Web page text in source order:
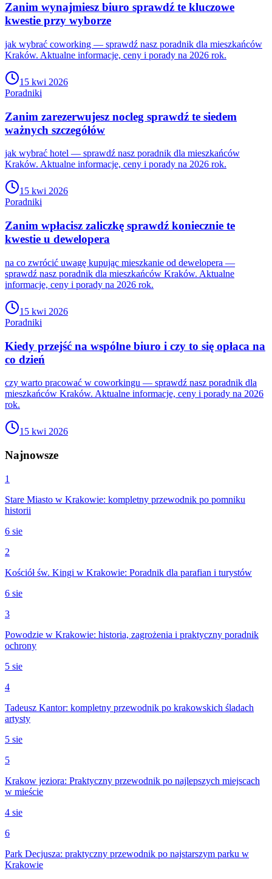
Zanim wynajmiesz biuro sprawdź te kluczowe
kwestie przy wyborze
jak wybrać coworking — sprawdź nasz poradnik dla mieszkańców
Kraków. Aktualne informacje, ceny i porady na 2026 rok.
15 kwi 2026
Poradniki
Zanim zarezerwujesz nocleg sprawdź te siedem
ważnych szczegółów
jak wybrać hotel — sprawdź nasz poradnik dla mieszkańców
Kraków. Aktualne informacje, ceny i porady na 2026 rok.
15 kwi 2026
Poradniki
Zanim wpłacisz zaliczkę sprawdź koniecznie te
kwestie u dewelopera
na co zwrócić uwagę kupując mieszkanie od dewelopera —
sprawdź nasz poradnik dla mieszkańców Kraków. Aktualne
informacje, ceny i porady na 2026 rok.
15 kwi 2026
Poradniki
Kiedy przejść na wspólne biuro i czy to się opłaca na
co dzień
czy warto pracować w coworkingu — sprawdź nasz poradnik dla
mieszkańców Kraków. Aktualne informacje, ceny i porady na 2026
rok.
15 kwi 2026
Najnowsze
1
Stare Miasto w Krakowie: kompletny przewodnik po pomniku
historii
6 sie
2
Kościół św. Kingi w Krakowie: Poradnik dla parafian i turystów
6 sie
3
Powodzie w Krakowie: historia, zagrożenia i praktyczny poradnik
ochrony
5 sie
4
Tadeusz Kantor: kompletny przewodnik po krakowskich śladach
artysty
5 sie
5
Krakow jeziora: Praktyczny przewodnik po najlepszych miejscach
w mieście
4 sie
6
Park Decjusza: praktyczny przewodnik po najstarszym parku w
Krakowie